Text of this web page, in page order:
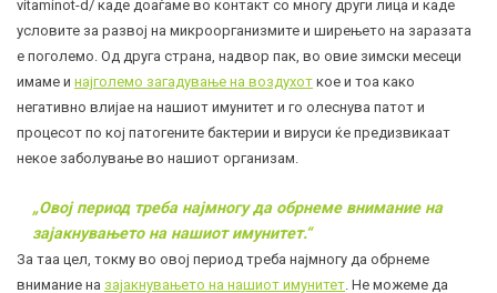
vitaminot-d/ каде доаѓаме во контакт со многу други лица и каде
условите за развој на микроорганизмите и ширењето на заразата
е поголемо. Од друга страна, надвор пак, во овие зимски месеци
имаме и најголемо загадување на воздухот кое и тоа како
негативно влијае на нашиот имунитет и го олеснува патот и
процесот по кој патогените бактерии и вируси ќе предизвикаат
некое заболување во нашиот организам.
„Овој период треба најмногу да обрнеме внимание на
зајакнувањето на нашиот имунитет.“
За таа цел, токму во овој период треба најмногу да обрнеме
внимание на зајакнувањето на нашиот имунитет . Не можеме да